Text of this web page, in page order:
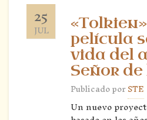
25
JUL
película
vida del
Señor
Publicado porSTE
Un nuevo